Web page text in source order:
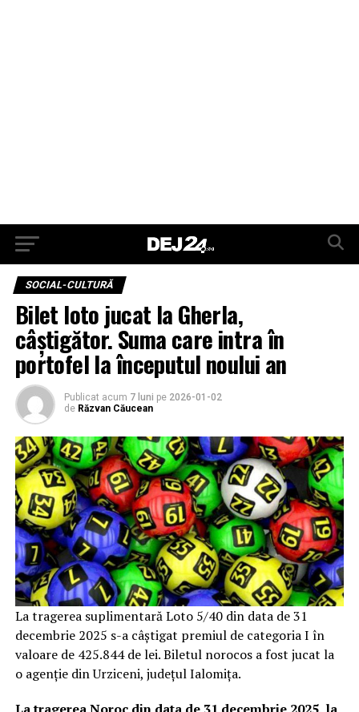
SOCIAL-CULTURĂ
Bilet loto jucat la Gherla,
câștigător. Suma care intra în
portofel la începutul noului an
Publicat acum 7 luni pe 2026-01-02
de Răzvan Căucean
La tragerea suplimentară Loto 5/40 din data de 31
decembrie 2025 s-a câştigat premiul de categoria I în
valoare de 425.844 de lei. Biletul norocos a fost jucat la
o agenţie din Urziceni, judeţul Ialomiţa.